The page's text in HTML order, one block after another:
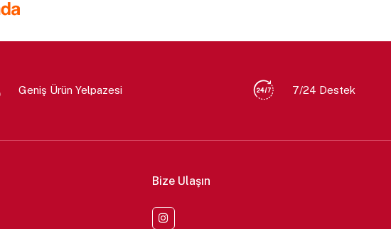
Geniş Ürün Yelpazesi 7/24 Destek
Bize Ulaşın